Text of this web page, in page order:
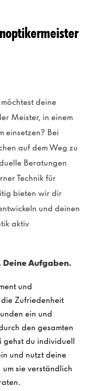
deine
Meister, in einem
einsetzen? Bei
auf dem Weg zu
Beratungen
Technik für
bieten wir dir
und deinen
aktiv
Aufgaben.
und
Zufriedenheit
ein und
den gesamten
gehst du individuell
und nutzt deine
sie verständlich